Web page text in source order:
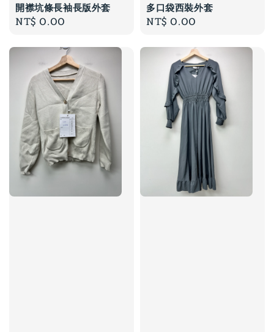
開襟坑條長袖長版外套
Regular
NT$ 0.00
多口袋西裝外套
Regular
NT$ 0.00